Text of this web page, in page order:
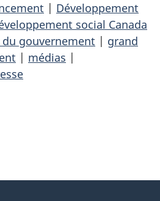
| Développement
social Canada
gouvernement | grand
| médias |